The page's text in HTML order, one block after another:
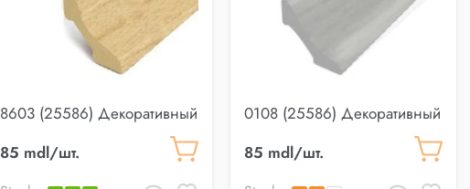
8603 (25586) Декоративный
85 mdl/шт.
0108 (25586) Декоративный
85 mdl/шт.